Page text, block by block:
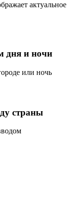
актуальное
дня и ночи
или ночь
страны